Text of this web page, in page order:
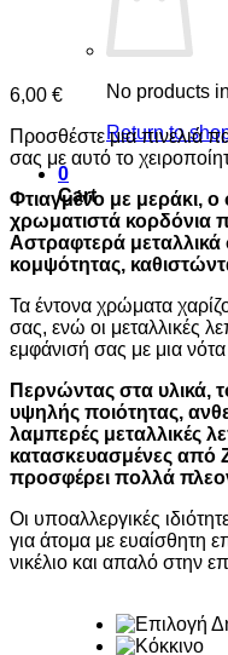
No products
Return to
0
Cart
6,00 €
Προσθέστε μια πινελιά
σας με αυτό το
Φτιαγμένο με μεράκι, ο
χρωματιστά κορδόνια
Αστραφτερά μεταλλικά
κομψότητας,
Τα έντονα χρώματα
σας, ενώ οι μεταλλικές
εμφάνισή σας με μια
Περνώντας στα υλικά,
υψηλής ποιότητας,
λαμπερές μεταλλικές
κατασκευασμένες από
προσφέρει πολλά
Οι υποαλλεργικές
για άτομα με ευαίσθητη
νικέλιο και απαλό στην